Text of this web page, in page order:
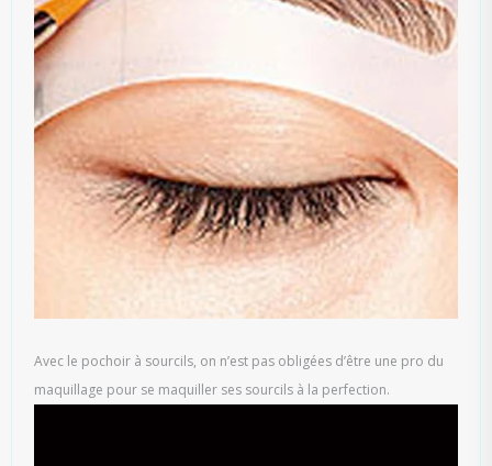
Avec le pochoir à sourcils, on n’est pas obligées d’être une pro du
maquillage pour se maquiller ses sourcils à la perfection.